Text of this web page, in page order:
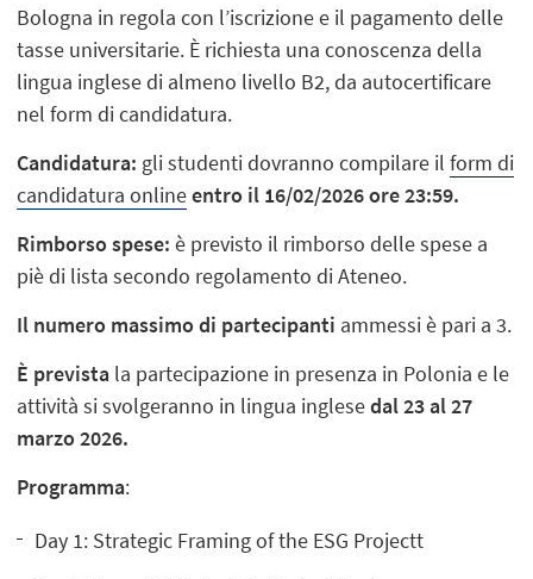
Bologna in regola con l’iscrizione e il pagamento delle
tasse universitarie. È richiesta una conoscenza della
lingua inglese di almeno livello B2, da autocertificare
nel form di candidatura.
Candidatura: gli studenti dovranno compilare ilform di
candidatura onlineentro il 16/02/2026 ore 23:59.
Rimborso spese:è previsto il rimborso delle spese a
piè di lista secondo regolamento di Ateneo.
Il numero massimo di partecipanti ammessi è pari a 3.
È prevista la partecipazione in presenza in Polonia e le
attività si svolgeranno in lingua inglesedal 23 al 27
marzo 2026.
Programma:
Day 1: Strategic Framing of the ESG Projectt